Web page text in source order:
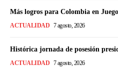
Más logros para Colombia en
ACTUALIDAD 7 agosto, 2026
Histórica jornada de posesión
ACTUALIDAD 7 agosto, 2026